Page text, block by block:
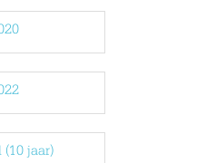
jaar)